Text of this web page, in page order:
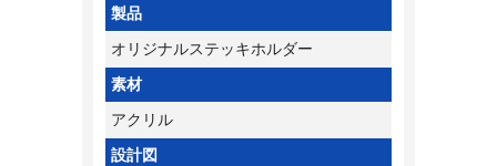
製品
オリジナルステッキホルダー
素材
アクリル
設計図